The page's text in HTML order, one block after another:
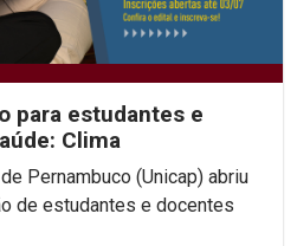
para estudantes e
Clima
Pernambuco (Unicap) abriu
de estudantes e docentes